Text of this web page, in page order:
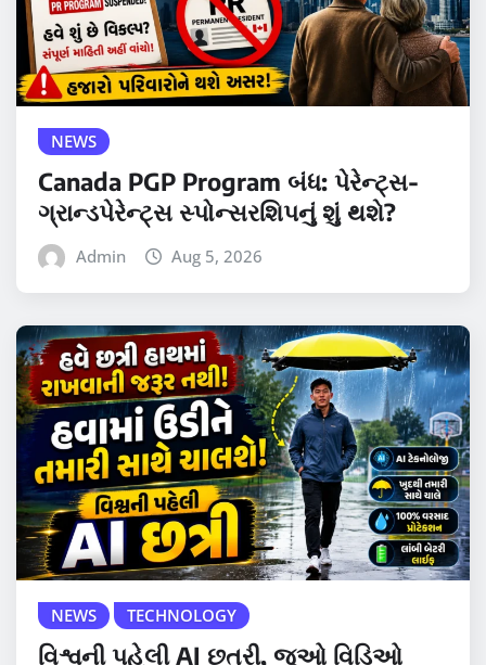
NEWS
Canada PGP Program બંધ: પેરેન્ટ્સ-
ગ્રાન્ડપેરેન્ટ્સ સ્પોન્સરશિપનું શું થશે?
Admin Aug 5, 2026
NEWS TECHNOLOGY
વિશ્વની પહેલી AI છત્રી, જુઓ વિડિઓ